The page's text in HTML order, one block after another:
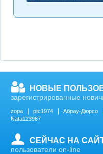
НОВЫЕ
зарегистрированные
zopa ptc1974 Абрау-Дюрсо
Nata123987
СЕЙЧАС НА
пользователи on-line